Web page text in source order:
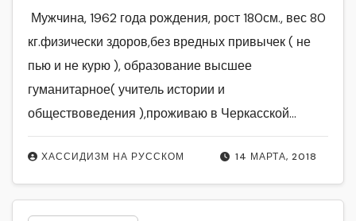
14 МАРТА, 2018
ХАССИДИЗМ НА РУССКОМ
Мужчина, 1962 года рождения, рост 180см., вес 80
кг.физически здоров,без вредных привычек ( не
пью и не курю ), образование высшее
гуманитарное( учитель истории и
обществоведения ),проживаю в Черкасской…